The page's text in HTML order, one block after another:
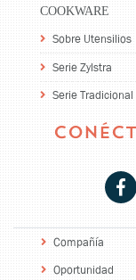
COOKWARE
Sobre Utensilios
Serie Zylstra
Serie Tradicional
Compañía
Oportunidad